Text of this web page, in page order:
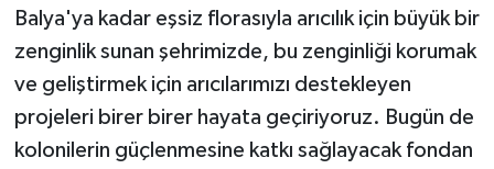
Balya'ya kadar eşsiz florasıyla arıcılık için büyük bir
zenginlik sunan şehrimizde, bu zenginliği korumak
ve geliştirmek için arıcılarımızı destekleyen
projeleri birer birer hayata geçiriyoruz. Bugün de
kolonilerin güçlenmesine katkı sağlayacak fondan